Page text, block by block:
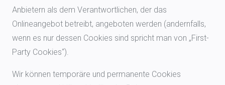
Anbietern als dem Verantwortlichen, der das
Onlineangebot betreibt, angeboten werden (andernfalls,
wenn es nur dessen Cookies sind spricht man von „First-
Party Cookies“).
Wir können temporäre und permanente Cookies